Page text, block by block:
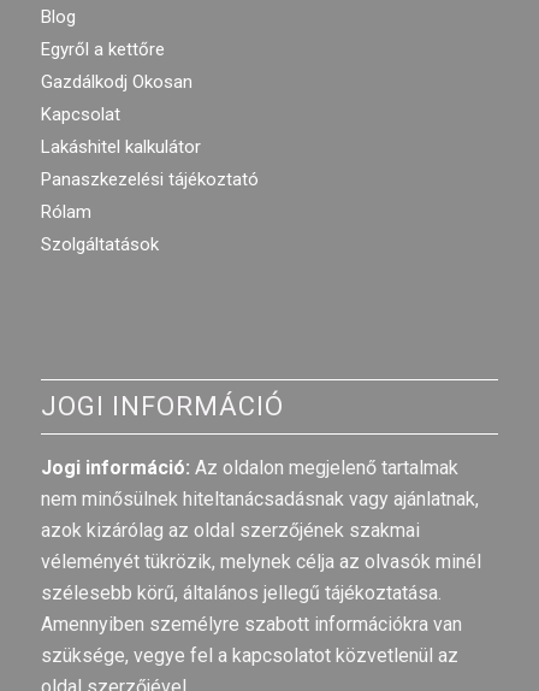
Blog
Egyről a kettőre
Gazdálkodj Okosan
Kapcsolat
Lakáshitel kalkulátor
Panaszkezelési tájékoztató
Rólam
Szolgáltatások
JOGI INFORMÁCIÓ
Jogi információ: Az oldalon megjelenő tartalmak
nem minősülnek hiteltanácsadásnak vagy ajánlatnak,
azok kizárólag az oldal szerzőjének szakmai
véleményét tükrözik, melynek célja az olvasók minél
szélesebb körű, általános jellegű tájékoztatása.
Amennyiben személyre szabott információkra van
szüksége, vegye fel a kapcsolatot közvetlenül az